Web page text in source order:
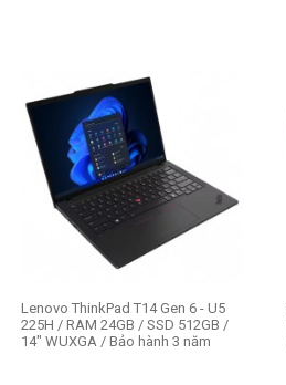
Lenovo ThinkPad T14 Gen 6 - U5
225H / RAM 24GB / SSD 512GB /
14" WUXGA / Bảo hành 3 năm